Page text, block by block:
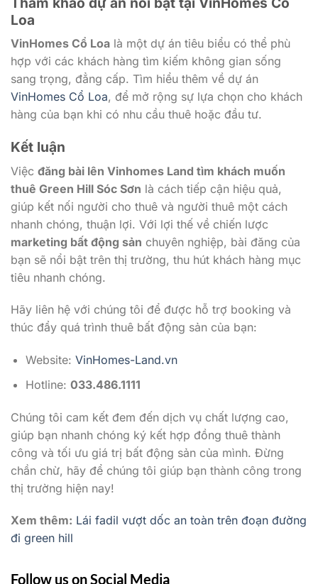
Loa
VinHomes Cổ Loa là một dự án tiêu biểu có thể phù
hợp với các khách hàng tìm kiếm không gian sống
sang trọng, đẳng cấp. Tìm hiểu thêm về dự án
VinHomes Cổ Loa, để mở rộng sự lựa chọn cho khách
hàng của bạn khi có nhu cầu thuê hoặc đầu tư.
Kết luận
Việc đăng bài lên Vinhomes Land tìm khách muốn
thuê Green Hill Sóc Sơn là cách tiếp cận hiệu quả,
giúp kết nối người cho thuê và người thuê một cách
nhanh chóng, thuận lợi. Với lợi thế về chiến lược
marketing bất động sản chuyên nghiệp, bài đăng của
bạn sẽ nổi bật trên thị trường, thu hút khách hàng mục
tiêu nhanh chóng.
Hãy liên hệ với chúng tôi để được hỗ trợ booking và
thúc đẩy quá trình thuê bất động sản của bạn:
Website: VinHomes-Land.vn
Hotline: 033.486.1111
Chúng tôi cam kết đem đến dịch vụ chất lượng cao,
giúp bạn nhanh chóng ký kết hợp đồng thuê thành
công và tối ưu giá trị bất động sản của mình. Đừng
chần chừ, hãy để chúng tôi giúp bạn thành công trong
thị trường hiện nay!
Xem thêm: Lái fadil vượt dốc an toàn trên đoạn đường
đi green hill
Follow us on Social Media